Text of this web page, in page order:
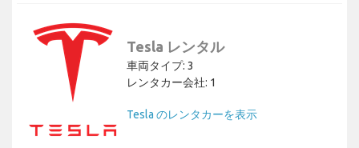
Tesla レンタル
車両タイプ: 3
レンタカー会社: 1
Tesla のレンタカーを表示